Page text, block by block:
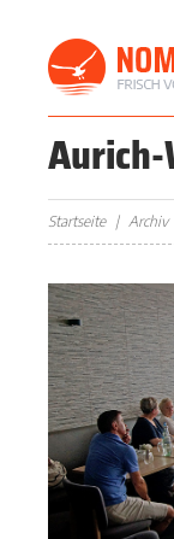
Startseite Archiv